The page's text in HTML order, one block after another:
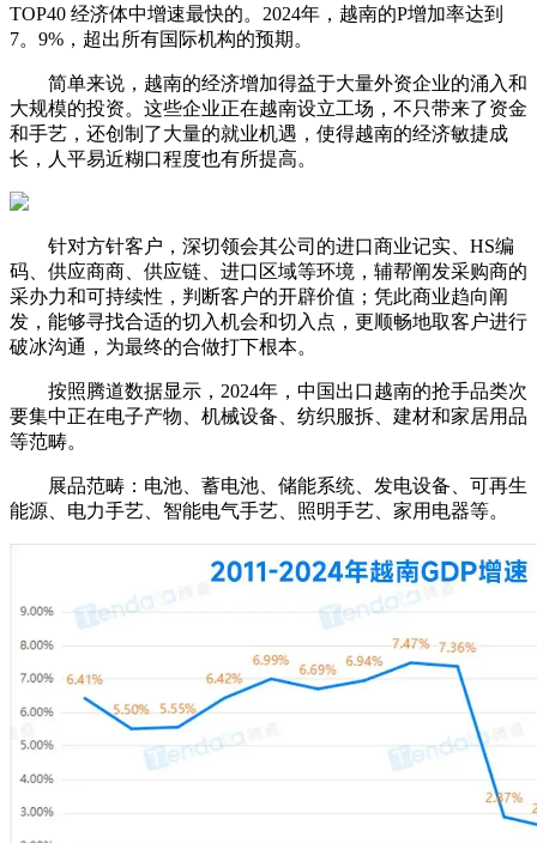
TOP40 经济体中增速最快的。2024年，越南的P增加率达到
7。9%，超出所有国际机构的预期。
简单来说，越南的经济增加得益于大量外资企业的涌入和
大规模的投资。这些企业正在越南设立工场，不只带来了资金
和手艺，还创制了大量的就业机遇，使得越南的经济敏捷成
长，人平易近糊口程度也有所提高。
针对方针客户，深切领会其公司的进口商业记实、HS编
码、供应商商、供应链、进口区域等环境，辅帮阐发采购商的
采办力和可持续性，判断客户的开辟价值；凭此商业趋向阐
发，能够寻找合适的切入机会和切入点，更顺畅地取客户进行
破冰沟通，为最终的合做打下根本。
按照腾道数据显示，2024年，中国出口越南的抢手品类次
要集中正在电子产物、机械设备、纺织服拆、建材和家居用品
等范畴。
展品范畴：电池、蓄电池、储能系统、发电设备、可再生
能源、电力手艺、智能电气手艺、照明手艺、家用电器等。